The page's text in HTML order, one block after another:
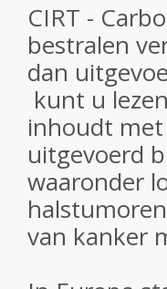
CIRT -
bestralen
dan
kunt u
inhoudt met
uitgevoerd
waaronder
van kanker